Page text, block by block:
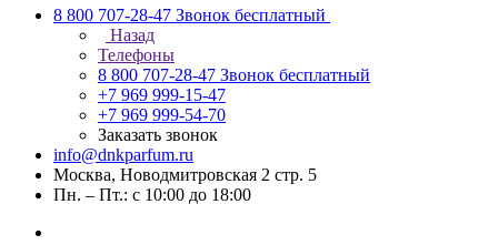
8 800 707-28-47 Звонок бесплатный
Назад
Телефоны
8 800 707-28-47 Звонок бесплатный
+7 969 999-15-47
+7 969 999-54-70
Заказать звонок
info@dnkparfum.ru
Москва, Новодмитровская 2 стр. 5
Пн. – Пт.: с 10:00 до 18:00